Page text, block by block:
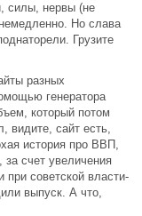
силы, нервы (не
Но слава
Грузите
разных
генератора
который потом
видите, сайт есть,
история про ВВП,
счет увеличения
советской власти-
выпуск. А что,